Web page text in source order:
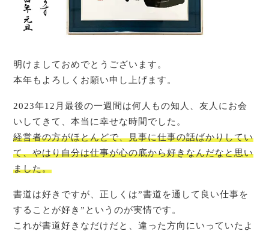
明けましておめでとうございます。
本年もよろしくお願い申し上げます。
2023年12月最後の一週間は何人もの知人、友人にお会
いしてきて、本当に幸せな時間でした。
経営者の方がほとんどで、見事に仕事の話ばかりしてい
て、やはり自分は仕事が心の底から好きなんだなと思い
ました。
書道は好きですが、正しくは”書道を通して良い仕事を
することが好き”というのが実情です。
これが書道好きなだけだと、違った方向にいっていたよ